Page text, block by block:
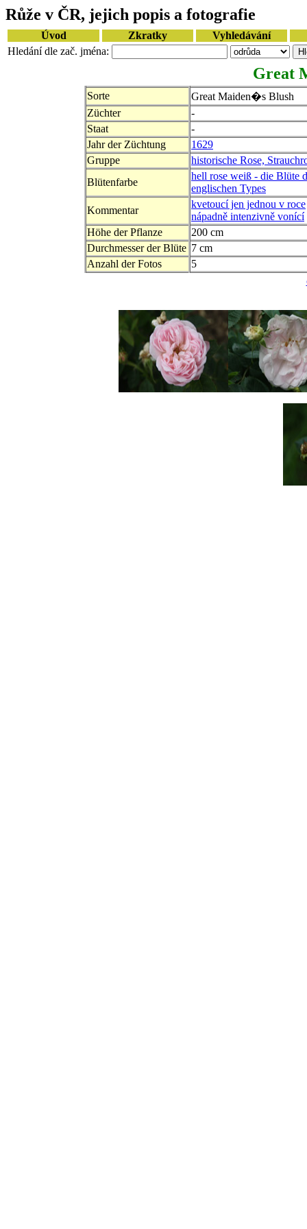
Růže v ČR, jejich popis a fotografie
Úvod Zkratky
Vyhledávání
Hledání dle zač. jména:
Great
Sorte
Great Maiden�s Blush
Züchter
-
Staat
-
Jahr der Züchtung
1629
Gruppe
historische Rose,
Blütenfarbe
hell rose weiß - die Blüte
englischen Types
Kommentar
kvetoucí jen jednou v roce
nápadně intenzivně vonící
Höhe der Pflanze
200 cm
Durchmesser der Blüte 7 cm
Anzahl der Fotos
5